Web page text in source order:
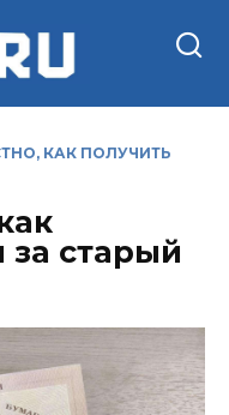
КАК ПОЛУЧИТЬ
за старый